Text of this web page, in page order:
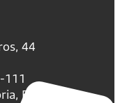
44
111
España.